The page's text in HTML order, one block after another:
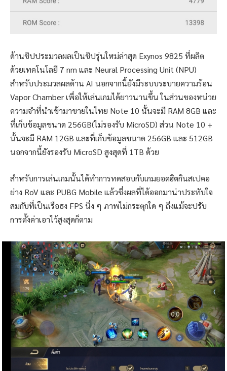
ด้านชิปประมวลผลเป็นชิปรุ่นใหม่ล่าสุด Exynos 9825 ที่ผลิต
ด้วยเทคโนโลยี 7 nm และ Neural Processing Unit (NPU)
สำหรับประมวลผลด้าน AI นอกจากนี้ยังมีระบบระบายความร้อน
Vapor Chamber เพื่อให้เล่นเกมได้ยาวนานขึ้น ในส่วนของหน่วย
ความจำที่นำเข้ามาขายในไทย Note 10 นั้นจะมี RAM 8GB และ
ที่เก็บข้อมูลขนาด 256GB(ไม่รองรับ MicroSD) ส่วน Note 10 +
นั้นจะมี RAM 12GB และที่เก็บข้อมูลขนาด 256GB และ 512GB
นอกจากนี้ยังรองรับ MicroSD สูงสุดที่ 1TB ด้วย
สำหรับการเล่นเกมนั้นได้ทำการทดสอบกับเกมยอดฮิตกินสเปคอ
ย่าง RoV และ PUBG Mobile แล้วซึ่งผลที่ได้ออกมาน่าประทับใจ
สมกับที่เป็นเรือธง FPS นิ่ง ๆ ภาพไม่กระตุกใด ๆ ถึงแม้จะปรับ
การตั้งค่าเอาไว้สูงสุดก็ตาม